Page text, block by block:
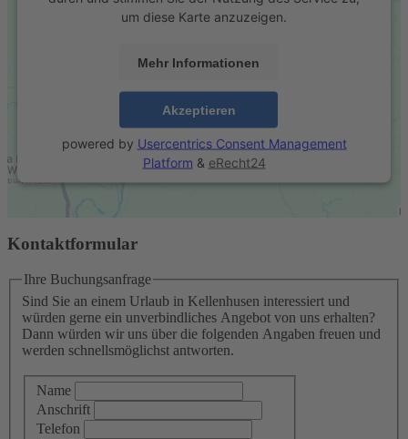
um diese Karte anzuzeigen.
Mehr Informationen
Akzeptieren
powered by Usercentrics Consent Management
Platform & eRecht24
Kontaktformular
Ihre Buchungsanfrage
Sind Sie an einem Urlaub in Kellenhusen interessiert und
würden gerne ein unverbindliches Angebot von uns erhalten?
Dann würden wir uns über die folgenden Angaben freuen und
werden schnellsmöglichst antworten.
Name
Anschrift
Telefon